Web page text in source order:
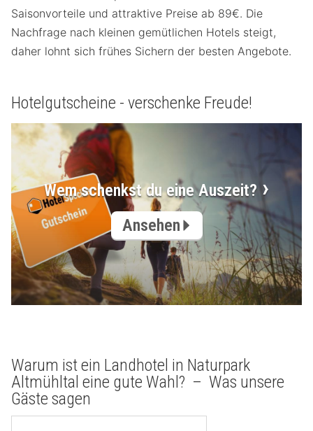
Saisonvorteile und attraktive Preise ab 89€. Die
Nachfrage nach kleinen gemütlichen Hotels steigt,
daher lohnt sich frühes Sichern der besten Angebote.
Hotelgutscheine - verschenke Freude!
Wem schenkst du eine Auszeit?
Ansehen
Warum ist ein Landhotel in Naturpark
Altmühltal eine gute Wahl? – Was unsere
Gäste sagen